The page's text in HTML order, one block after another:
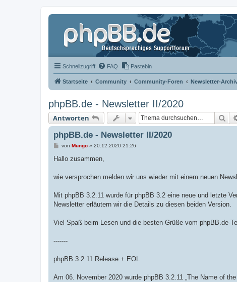
Schnellzugriff FAQ Pastebin
Startseite Community Community-Foren Newsletter-
phpBB.de - Newsletter II/2020
Antworten
phpBB.de - Newsletter II/2020
B
i
a
von Mungo» 20.12.2020 21:26
Hallo zusammen,
wie versprochen melden wir uns wieder mit einem neuen
Mit phpBB 3.2.11 wurde für phpBB 3.2 eine neue und letzte
Newsletter erläutern wir die Details zu diesen beiden Version.
Viel Spaß beim Lesen und die besten Grüße vom phpBB.de-
-------
phpBB 3.2.11 Release + EOL
Am 06. November 2020 wurde phpBB 3.2.11 „The Name of